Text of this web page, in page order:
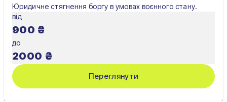
Юридичне стягнення боргу в умовах воєнного стану.
від
900 ₴
до
2000 ₴
Переглянути